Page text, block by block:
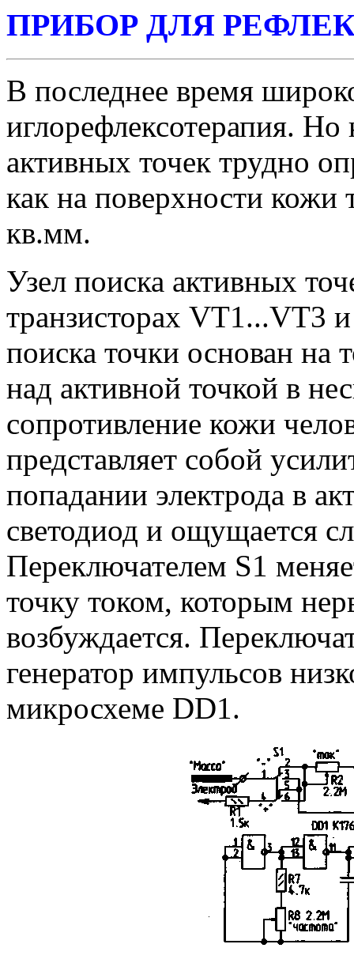
ПРИБОР ДЛЯ
В последнее время
иглорефлексотерапия.
активных точек трудно
как на поверхности кожи
кв.мм.
Узел поиска активных
транзисторах VT1...VT3
поиска точки основан на
над активной точкой в
сопротивление кожи
представляет собой
попадании электрода в
светодиод и ощущается
Переключателем S1
точку током, которым
возбуждается.
генератор импульсов
микросхеме DD1.